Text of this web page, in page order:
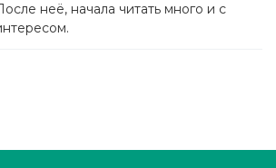
неё, начала читать много и с